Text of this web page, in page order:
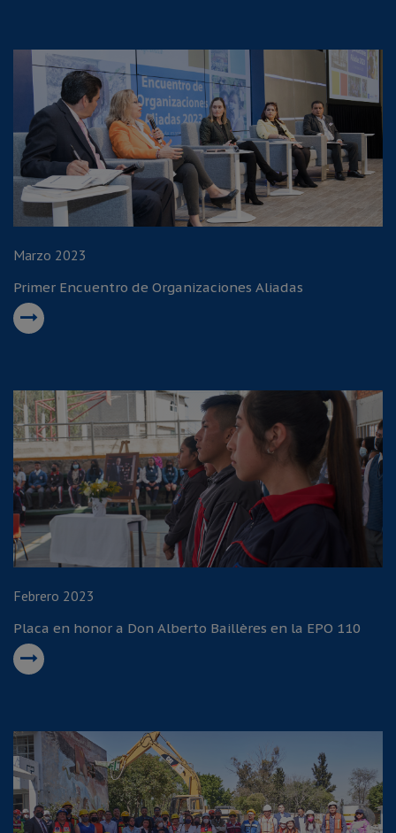
Marzo 2023
Primer Encuentro de Organizaciones Aliadas
Febrero 2023
Placa en honor a Don Alberto Baillères en la EPO 110